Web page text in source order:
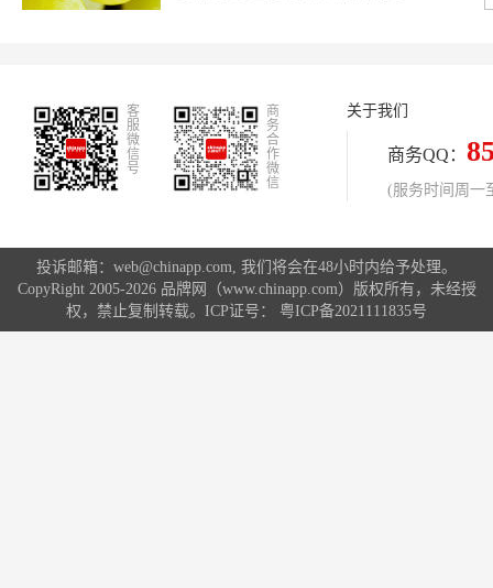
客
服
微
信
号
商
务
合
作
微
信
关于我们
商务QQ：
(服务时间周一
投诉邮箱：web@chinapp.com, 我们将会在48小时内给予处理。
CopyRight 2005-2026 品牌网（www.chinapp.com）版权所有，未经授
权，禁止复制转载。ICP证号： 粤ICP备2021111835号